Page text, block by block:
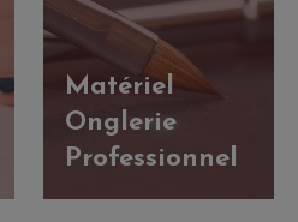
Matériel
Onglerie
Professionnel